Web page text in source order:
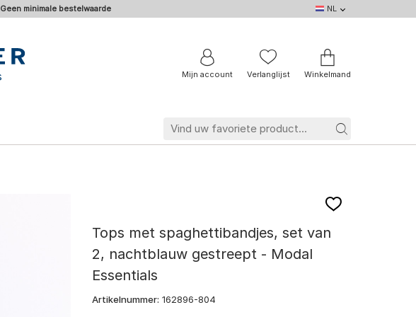
Geen minimale bestelwaarde
NL
DE
NL
BE
FR
Mijn account Verlanglijst Winkelmand
Tops met spaghettibandjes, set van
2, nachtblauw gestreept - Modal
Essentials
Artikelnummer: 162896-804